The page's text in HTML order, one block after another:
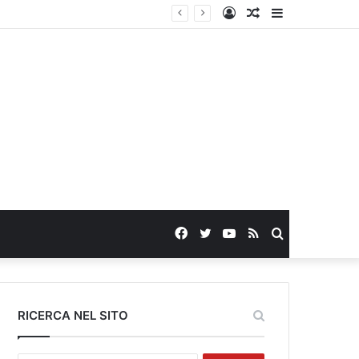
Random
Log
Search
for
RSS
YouTube
Twitter
Facebook
RICERCA NEL SITO